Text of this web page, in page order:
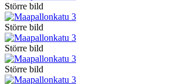
Större bild
Större bild
Större bild
Större bild